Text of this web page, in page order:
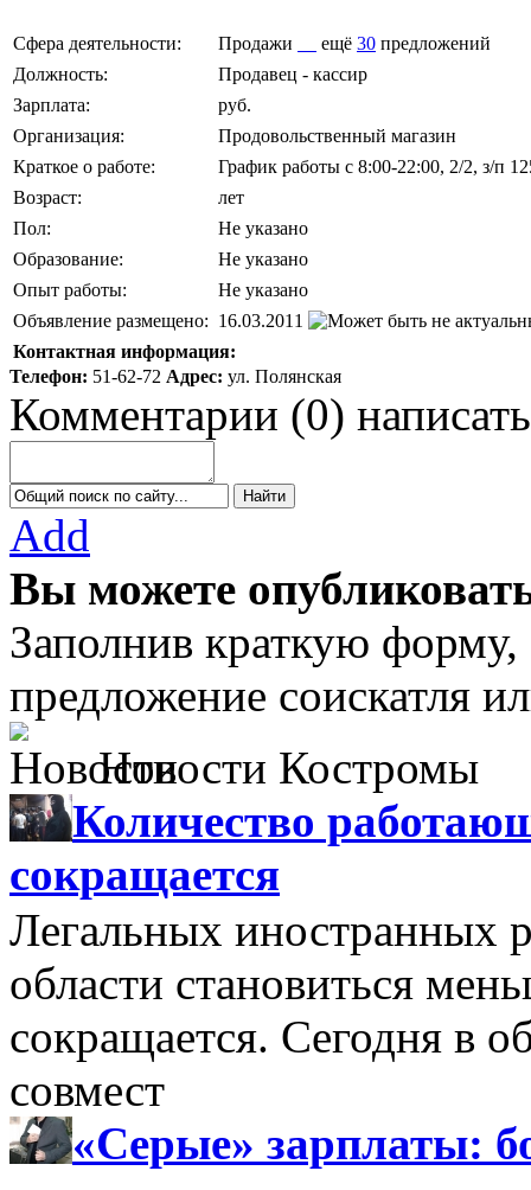
Сфера деятельности: Продажи ещё 30 предложений
Должность:
Продавец - кассир
Зарплата:
руб.
Организация:
Продовольственный магазин
Краткое о работе:
График работы с 8:00-22:00, 2/2, з/п
Возраст:
лет
Пол:
Не указано
Образование:
Не указано
Опыт работы:
Не указано
Объявление размещено: 16.03.2011
Контактная информация:
Телефон: 51-62-72 Адрес: ул. Полянская
Комментарии (0) написать
Add
Вы можете
Заполнив краткую
предложение соискатля
Новости Костромы
Количество
сокращается
Легальных иностранных
области становиться
сокращается. Сегодня в
совмест
«Серые» зарплаты: